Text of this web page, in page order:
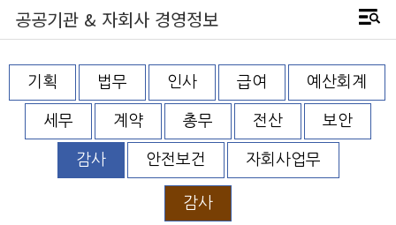
공공기관 & 자회사 경영정보
기획 법무 인사 급여 예산회계
세무 계약 총무 전산 보안
감사 안전보건 자회사업무
감사